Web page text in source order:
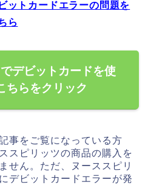
ットカードエラーの問題を
ら
デビットカードを使
ちらをクリック
事をご覧になっている方
スピリッツの商品の購入を
せん。ただ、ヌーススピリ
デビットカードエラーが発